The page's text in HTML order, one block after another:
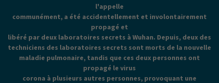
l'appelle
communément, a été accidentellement et involontairement
propagé et
libéré par deux laboratoires secrets à Wuhan. Depuis, deux des
techniciens des laboratoires secrets sont morts de la nouvelle
maladie pulmonaire, tandis que ces deux personnes ont
propagé le virus
corona à plusieurs autres personnes, provoquant une